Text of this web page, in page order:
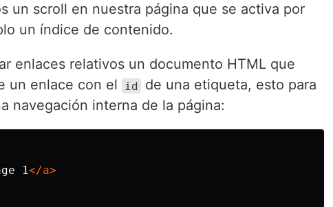
un scroll en nuestra página que se activa por
un índice de contenido.
enlaces relativos un documento HTML que
un enlace con el id
de una etiqueta, esto para
navegación interna de la página:
1</a>